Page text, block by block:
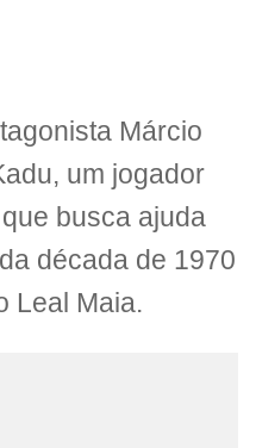
Márcio
um jogador
busca ajuda
década de 1970
Leal Maia.